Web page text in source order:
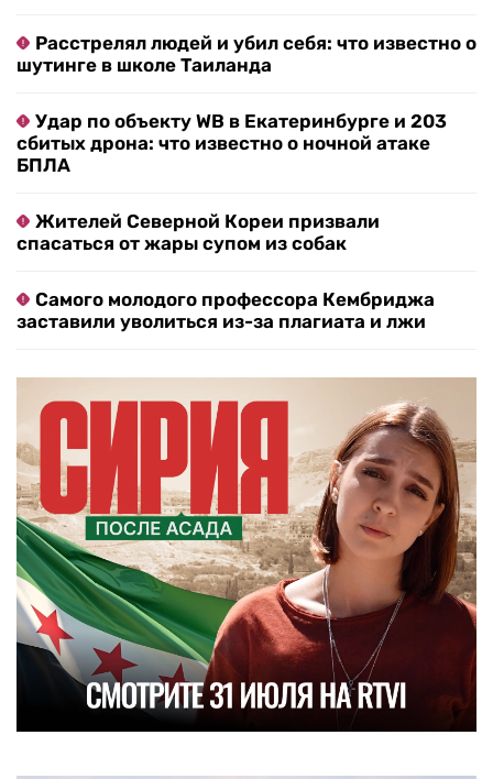
Расстрелял людей и убил себя: что известно о
шутинге в школе Таиланда
Удар по объекту WB в Екатеринбурге и 203
сбитых дрона: что известно о ночной атаке
БПЛА
Жителей Северной Кореи призвали
спасаться от жары супом из собак
Самого молодого профессора Кембриджа
заставили уволиться из-за плагиата и лжи